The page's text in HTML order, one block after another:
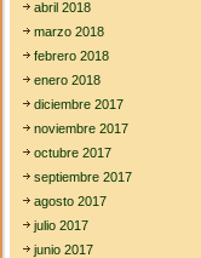
abril 2018
marzo 2018
febrero 2018
enero 2018
diciembre 2017
noviembre 2017
octubre 2017
septiembre 2017
agosto 2017
julio 2017
junio 2017